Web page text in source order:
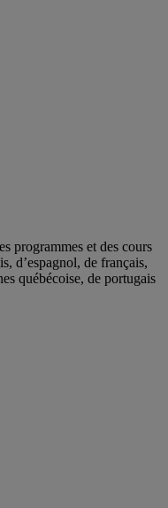
programmes et des cours
d’espagnol, de français,
québécoise, de portugais